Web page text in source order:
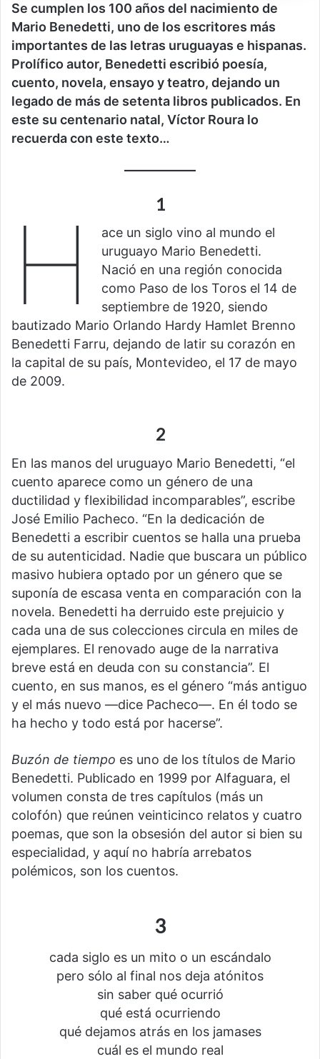
Se cumplen los 100 años del nacimiento de
Mario Benedetti, uno de los escritores más
importantes de las letras uruguayas e hispanas.
Prolífico autor, Benedetti escribió poesía,
cuento, novela, ensayo y teatro, dejando un
legado de más de setenta libros publicados. En
este su centenario natal, Víctor Roura lo
recuerda con este texto…
1
H
ace un siglo vino al mundo el
uruguayo Mario Benedetti.
Nació en una región conocida
como Paso de los Toros el 14 de
septiembre de 1920, siendo
bautizado Mario Orlando Hardy Hamlet Brenno
Benedetti Farru, dejando de latir su corazón en
la capital de su país, Montevideo, el 17 de mayo
de 2009.
2
En las manos del uruguayo Mario Benedetti, “el
cuento aparece como un género de una
ductilidad y flexibilidad incomparables”, escribe
José Emilio Pacheco. “En la dedicación de
Benedetti a escribir cuentos se halla una prueba
de su autenticidad. Nadie que buscara un público
masivo hubiera optado por un género que se
suponía de escasa venta en comparación con la
novela. Benedetti ha derruido este prejuicio y
cada una de sus colecciones circula en miles de
ejemplares. El renovado auge de la narrativa
breve está en deuda con su constancia”. El
cuento, en sus manos, es el género “más antiguo
y el más nuevo —dice Pacheco—. En él todo se
ha hecho y todo está por hacerse”.
Buzón de tiempo es uno de los títulos de Mario
Benedetti. Publicado en 1999 por Alfaguara, el
volumen consta de tres capítulos (más un
colofón) que reúnen veinticinco relatos y cuatro
poemas, que son la obsesión del autor si bien su
especialidad, y aquí no habría arrebatos
polémicos, son los cuentos.
3
cada siglo es un mito o un escándalo
pero sólo al final nos deja atónitos
sin saber qué ocurrió
qué está ocurriendo
qué dejamos atrás en los jamases
cuál es el mundo real